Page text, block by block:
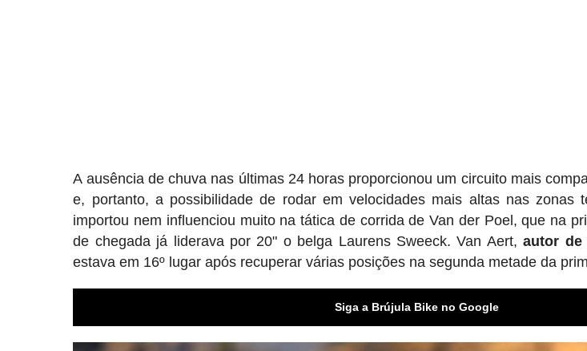
A ausência de chuva nas últimas 24 horas proporcionou um circuito mais
e, portanto, a possibilidade de rodar em velocidades mais altas nas zonas
importou nem influenciou muito na tática de corrida de Van der Poel, que na
de chegada já liderava por 20" o belga Laurens Sweeck. Van Aert,autor de
estava em 16º lugar após recuperar várias posições na segunda metade da
Siga a Brújula Bike no Google